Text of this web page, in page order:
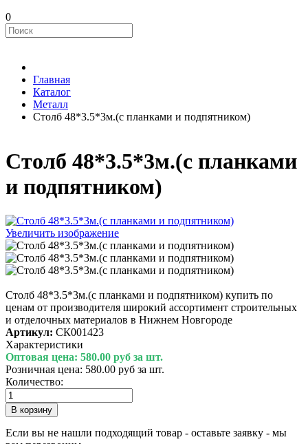
0
Главная
Каталог
Металл
Столб 48*3.5*3м.(с планками и подпятником)
Столб 48*3.5*3м.(с планками
и подпятником)
Увеличить изображение
Столб 48*3.5*3м.(с планками и подпятником) купить по
ценам от производителя широкий ассортимент строительных
и отделочных материалов в Нижнем Новгороде
Артикул: СК001423
Характеристики
Оптовая цена: 580.00 руб за шт.
Розничная цена: 580.00 руб за шт.
Количество:
Если вы не нашли подходящий товар - оставьте заявку - мы